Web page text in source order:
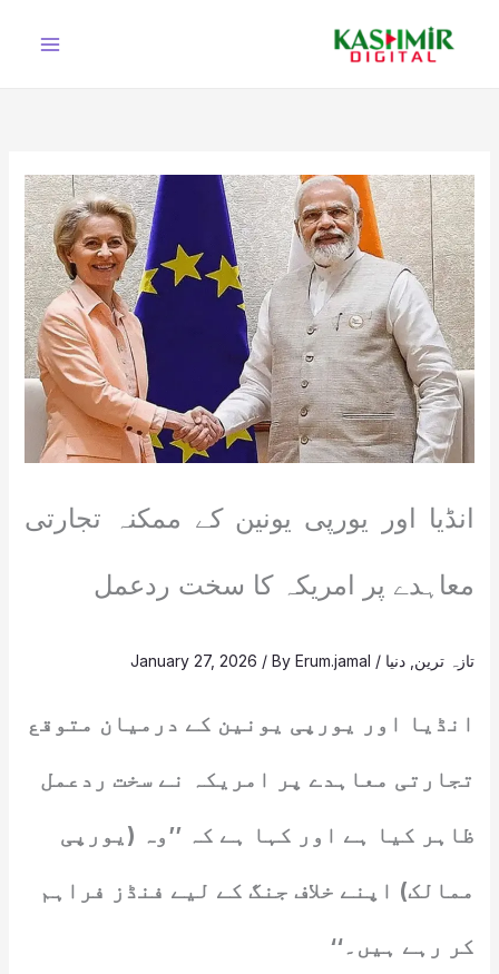
انڈیا اور یورپی یونین کے ممکنہ تجارتی
معاہدے پر امریکہ کا سخت ردعمل
تازہ ترین دنیا /
January 27, 2026 / ByErum.jamal
انڈیا اور یورپی یونین کے درمیان متوقع
تجارتی معاہدے پر امریکہ نے سخت ردعمل
ظاہر کیا ہے اور کہا ہے کہ ’’وہ (یورپی
ممالک) اپنے خلاف جنگ کے لیے فنڈز فراہم
کر رہے ہیں۔‘‘